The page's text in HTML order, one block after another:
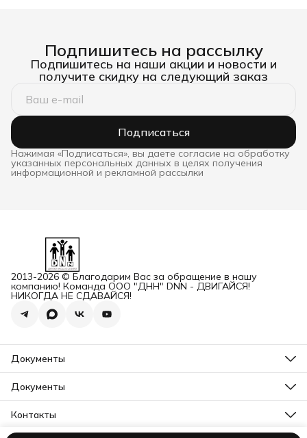
Подпишитесь на рассылку
Подпишитесь на наши акции и новости и
получите скидку на следующий заказ
Подписаться
Нажимая «Подписаться», вы даете согласие на обработку
указанных персональных данных в целях получения
информационной и рекламной рассылки
2013-2026 © Благодарим Вас за обращение в нашу
компанию! Команда ООО "ДНН" DNN - ДВИГАЙСЯ!
НИКОГДА НЕ СДАВАЙСЯ!
Документы
ОГРН
Карточка ООО ДННСПОРТ
Сертификат соответствия
Карточка ООО ДНН
Документы
Прайс ДНН 12-2025
Свидетельство на товарный знак
Отказное письмо DNN
Контакты
Адрес